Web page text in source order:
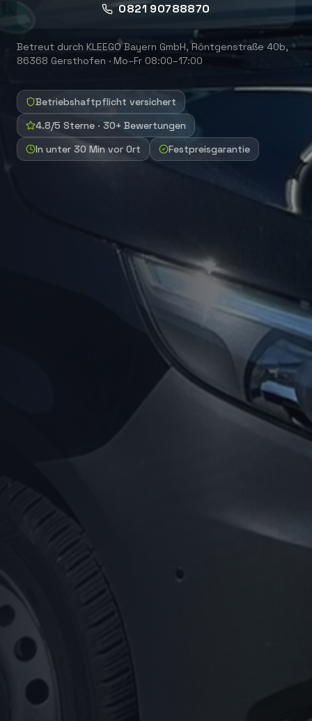
0821 90788870
Betreut durch KLEEGO Bayern GmbH,Röntgenstraße 40b,
86368 Gersthofen · Mo–Fr 08:00–17:00
Betriebshaftpflicht versichert
4.8/5 Sterne · 30+ Bewertungen
In unter 30 Min vor Ort
Festpreisgarantie